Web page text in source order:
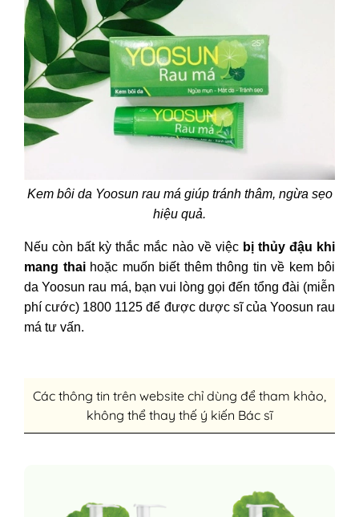
Kem bôi da Yoosun rau má giúp tránh thâm, ngừa sẹo
hiệu quả.
Nếu còn bất kỳ thắc mắc nào về việc bị thủy đậu khi
mang thaihoặc muốn biết thêm thông tin về kem bôi
da Yoosun rau má, bạn vui lòng gọi đến tổng đài (miễn
phí cước) 1800 1125 để được dược sĩ của Yoosun rau
má tư vấn.
Các thông tin trên website chỉ dùng để tham khảo,
không thể thay thế ý kiến Bác sĩ